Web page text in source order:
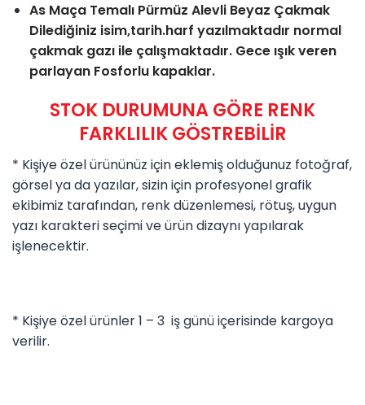
As Maça Temalı Pürmüz Alevli Beyaz Çakmak
Dilediğiniz isim,tarih.harf yazılmaktadır normal
çakmak gazı ile çalışmaktadır. Gece ışık veren
parlayan Fosforlu kapaklar.
STOK DURUMUNA GÖRE RENK
FARKLILIK GÖSTREBİLİR
* Kişiye özel ürününüz için eklemiş olduğunuz fotoğraf,
görsel ya da yazılar, sizin için profesyonel grafik
ekibimiz tarafından, renk düzenlemesi, rötuş, uygun
yazı karakteri seçimi ve ürün dizaynı yapılarak
işlenecektir.
* Kişiye özel ürünler 1 – 3 iş günü içerisinde kargoya
verilir.